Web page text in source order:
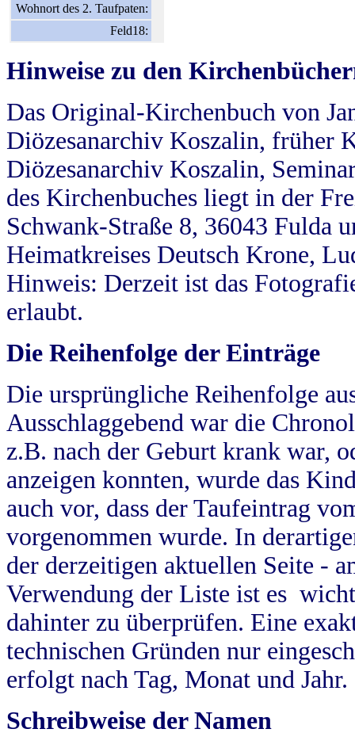
Wohnort des 2. Taufpaten:
Feld18:
Hinweise zu den
Das Original-Kirchenbuch von
Diözesanarchiv Koszalin, früher
Diözesanarchiv Koszalin,
des Kirchenbuches liegt in der
Schwank-Straße 8, 36043 Fulda
Heimatkreises Deutsch Krone,
Hinweis: Derzeit ist das
erlaubt.
Die Reihenfolge der Einträge
Die ursprüngliche Reihenfolge
Ausschlaggebend war die
z.B. nach der Geburt krank war,
anzeigen konnten, wurde das
auch vor, dass der Taufeintrag
vorgenommen wurde. In
der derzeitigen aktuellen Seite -
Verwendung der Liste ist es
dahinter zu überprüfen. Eine
technischen Gründen nur
erfolgt nach Tag, Monat und Jahr.
Schreibweise der Namen